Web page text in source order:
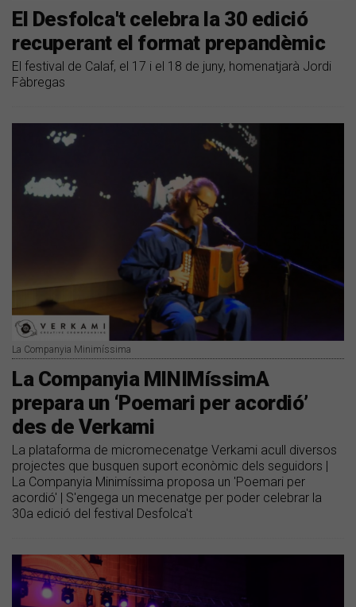
El Desfolca't celebra la 30 edició
recuperant el format prepandèmic
El festival de Calaf, el 17 i el 18 de juny, homenatjarà Jordi
Fàbregas
La Companyia Minimíssima
La Companyia MINIMíssimA
prepara un ‘Poemari per acordió’
des de Verkami
La plataforma de micromecenatge Verkami acull diversos
projectes que busquen suport econòmic dels seguidors |
La Companyia Minimíssima proposa un 'Poemari per
acordió' | S'engega un mecenatge per poder celebrar la
30a edició del festival Desfolca't